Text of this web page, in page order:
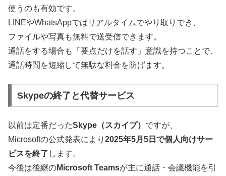
使うのも有効です。
LINEやWhatsAppではリアルタイムでやり取りでき、
ファイルや写真も無料で送受信できます。
通話をする場合も「要点だけを話す」意識を持つことで、
通話時間を短縮して無駄な料金を防げます。
Skypeの終了と代替サービス
以前は定番だったSkype（スカイプ） ですが、
Microsoftの公式発表により 2025年5月5日で個人向けサー
ビスを終了 します。
今後は後継のMicrosoft Teamsが主に通話・会議機能を引